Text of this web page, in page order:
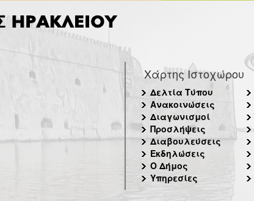
Χάρτης Ιστοχώρου
Δελτία Τύπου
Ανακοινώσεις
Διαγωνισμοί
Προσλήψεις
Διαβουλεύσεις
Εκδηλώσεις
Ο Δήμος
Υπηρεσίες